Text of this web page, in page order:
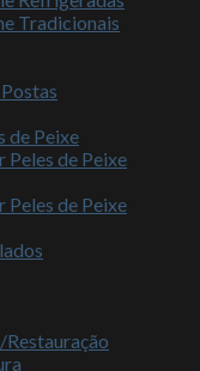
Tradicionais
de Peixe
Peles de Peixe
Peles de Peixe